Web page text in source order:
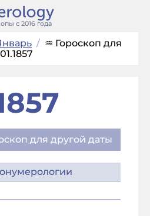
с 2016 года
/ ♒ Гороскоп для
для другой даты